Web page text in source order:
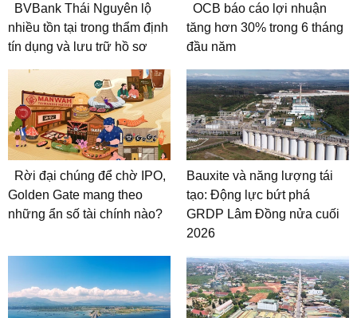
BVBank Thái Nguyên lộ
nhiều tồn tại trong thẩm định
tín dụng và lưu trữ hồ sơ
OCB báo cáo lợi nhuận
tăng hơn 30% trong 6 tháng
đầu năm
Rời đại chúng để chờ IPO,
Golden Gate mang theo
những ẩn số tài chính nào?
Bauxite và năng lượng tái
tạo: Động lực bứt phá
GRDP Lâm Đồng nửa cuối
2026